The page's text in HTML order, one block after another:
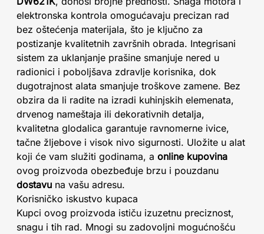
elektronska kontrola omogućavaju precizan rad
bez oštećenja materijala, što je ključno za
postizanje kvalitetnih završnih obrada. Integrisani
sistem za uklanjanje prašine smanjuje nered u
radionici i poboljšava zdravlje korisnika, dok
dugotrajnost alata smanjuje troškove zamene. Bez
obzira da li radite na izradi kuhinjskih elemenata,
drvenog nameštaja ili dekorativnih detalja,
kvalitetna glodalica garantuje ravnomerne ivice,
tačne žljebove i visok nivo sigurnosti. Uložite u alat
koji će vam služiti godinama, a online kupovina
ovog proizvoda obezbeđuje brzu i pouzdanu
dostavu na vašu adresu.
Korisničko iskustvo kupaca
Kupci ovog proizvoda ističu izuzetnu preciznost,
snagu i tih rad. Mnogi su zadovoljni mogućnošću